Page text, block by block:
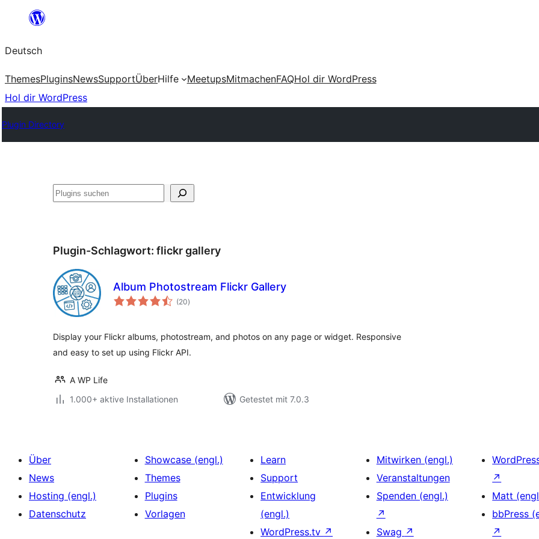
springen
Deutsch
ThemesPluginsNewsSupportÜberHilfe MeetupsMitmachenFAQHol dir WordPress
Hol dir WordPress
Plugin Directory
Suchen
Plugin-Schlagwort: flickr gallery
Album Photostream Flickr Gallery
(20Bewertungen
insgesamt
)
Display your Flickr albums, photostream, and photos on any page or widget. Responsive
and easy to set up using Flickr API.
A WP Life
1.000+ aktive Installationen
Getestet mit 7.0.3
Über
News
Hosting (engl.)
Datenschutz
Showcase (engl.)
Themes
Plugins
Vorlagen
Learn
Support
Entwicklung
(engl.)
WordPress.tv ↗
Mitwirken (engl.)
Veranstaltungen
Spenden (engl.)
↗
Swag ↗
↗
Matt
bbPress
↗